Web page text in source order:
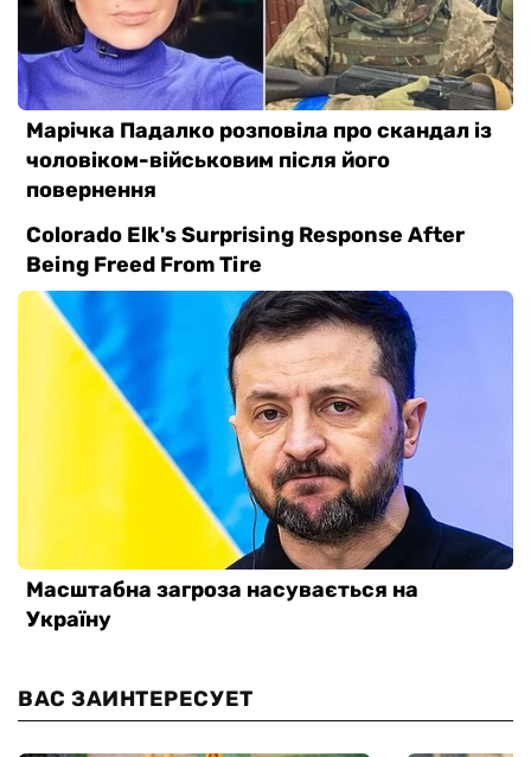
ВАС ЗАИНТЕРЕСУЕТ